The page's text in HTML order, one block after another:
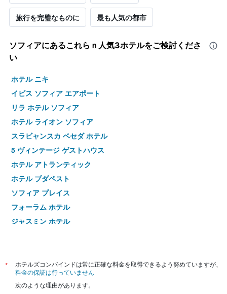
旅行を完璧なものに 最も人気の都市
ソフィア​にあるこれらｎ人気3ホテルをご検討くださ
い
ホテル ニキ
イビス ソフィア エアポート
リラ ホテル ソフィア
ホテル ライオン ソフィア
スラビャンスカ ベセダ ホテル
5 ヴィンテージ ゲストハウス
ホテル アトランティック
ホテル ブダペスト
ソフィア プレイス
フォーラム ホテル
ジャスミン ホテル
ヘムス ホテル
アコード ビジネス ホテル
*
ホテルズコンバインドは常に正確な料金を取得できるよう努めていますが、
料金の保証は行っていません
次のような理由があります。